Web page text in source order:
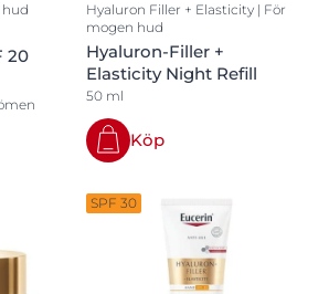
20
Hyaluron Filler + Elasticity | För
mogen hud
Hyaluron-Filler +
Elasticity Night Refill
50 ml
Köp
SPF 30